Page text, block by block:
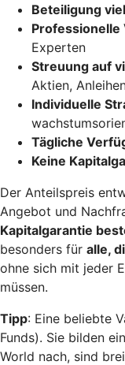
Beteiligung
Professionelle
Experten
Streuung auf
Aktien,
Individuelle
Tägliche
Keine
Der Anteilspreis
Angebot und
Kapitalgarantie
besonders für alle,
ohne sich mit jeder
müssen.
Tipp: Eine beliebte
Funds). Sie bilden
World nach, sind